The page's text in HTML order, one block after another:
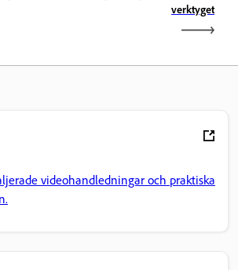
verktyget
videohandledningar och praktiska